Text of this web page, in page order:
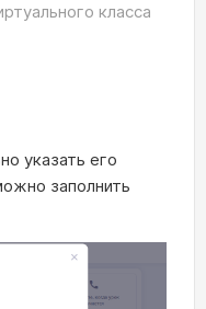
класса
указать его
заполнить